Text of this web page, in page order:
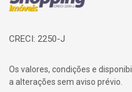
CRECI: 2250-J
Os valores, condições e
a alterações sem aviso prévio.